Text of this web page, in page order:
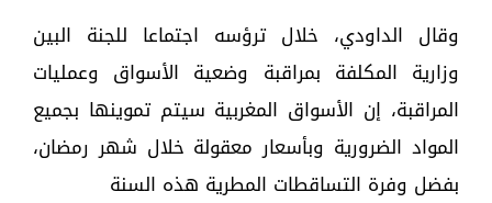
وقال الداودي، خلال ترؤسه اجتماعا للجنة البين
وزارية المكلفة بمراقبة وضعية الأسواق وعمليات
المراقبة، إن الأسواق المغربية سيتم تموينها بجميع
المواد الضرورية وبأسعار معقولة خلال شهر رمضان،
بفضل وفرة التساقطات المطرية هذه السنة